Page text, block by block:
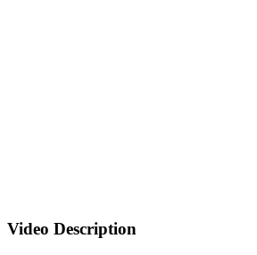
Video Description